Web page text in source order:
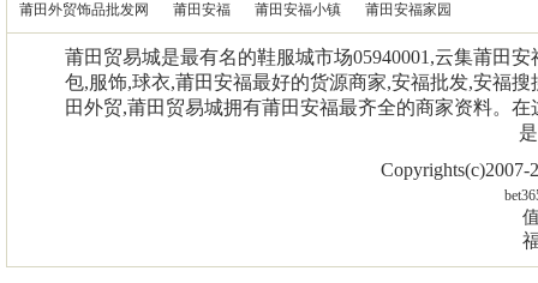
莆田外贸饰品批发网 莆田安福 莆田安福小镇 莆田安福家园
莆田贸易城是最有名的鞋服城市场05940001,云集莆田
包,服饰,球衣,莆田安福最好的货源商家,安福批发,安福
田外贸,莆田贸易城拥有莆田安福最齐全的商家资料。